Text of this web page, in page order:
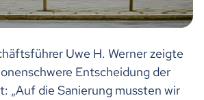
Uwe H. Werner zeigte
Entscheidung der
„Auf die Sanierung mussten wir